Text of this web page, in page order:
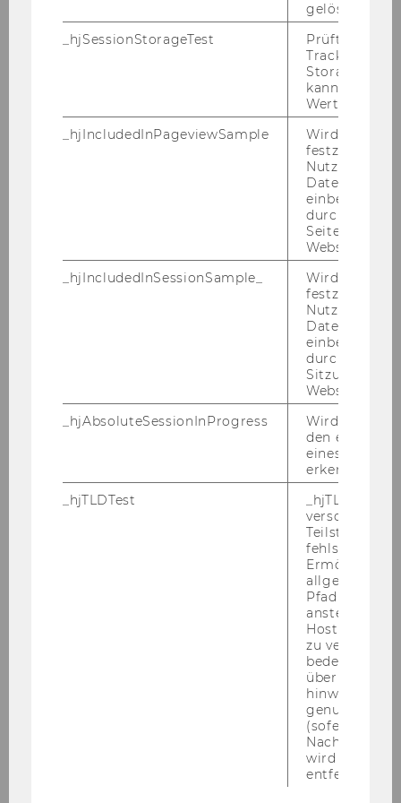
Department
Stellvertretender Department-
Informationsverarbeitung und
ao.Univ.Prof. Dr. Rony Flatscher
o. Univ.Prof. Dr. Chris­toph Ba­delt, Rek­tor
Das Generalsekretariat des Rates
veröffentlichte die Vakanz der Stelle eines
Soziales):
Wiederholte Ausschreibung dieser Stelle, weil
die Anzahl der Bewerber als zu gering erachtet
Ins­be­son­ders ge­for­der­te Qua­li­fi­ka­tio­nen:
ein ab­ge­schlos­se­nes Hoch­schul­stu­di­um (Di­
plom) mit einer Re­gel­stu­di­en­zeit von min­des­
tens vier Jah­ren oder ein ab­ge­schlos­se­nes
Hoch­schul­stu­di­um (Di­plom) mit einer Re­gel­
stu­di­en­zeit von min­des­tens drei Jah­ren in Ver­
bin­dung mit einer min­des­tens ein­jäh­ri­gen ein­
Hoch­schul­stu­di­um mit Bezug zu den be­tref­
gelöscht.
_hjSessionStorageTest
Prüft, ob der
Tracking
Storage
kann. Wenn
Wert von 1
_hjIncludedInPageviewSample
Wird gesetzt,
festzustellen,
Nutzer in die
einbezogen
durch das
Website
_hjIncludedInSessionSample_
Wird gesetzt,
festzustellen,
Nutzer in die
einbezogen
durch das
Sitzungslimit
Website
_hjAbsoluteSessionInProgress
Wird
den ersten
eines
erkennen.
_hjTLDTest
_hjTLDTest-
verschiedene
Teilstrings,
fehlschlägt.
Ermöglicht,
Pfad zu
anstelle des
Hostnamens
zu
bedeutet,
über
hinweg
genutzt
(sofern
Nach dieser
wird das
entfernt.